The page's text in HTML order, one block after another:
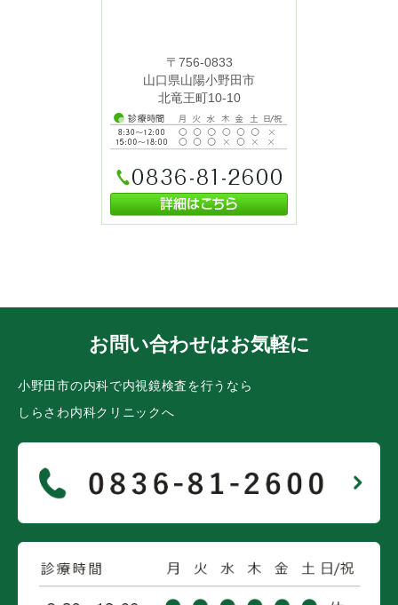
〒756-0833
山口県山陽小野田市
北竜王町10-10
お問い合わせはお気軽に
小野田市の内科で内視鏡検査を行うなら
しらさわ内科クリニックへ